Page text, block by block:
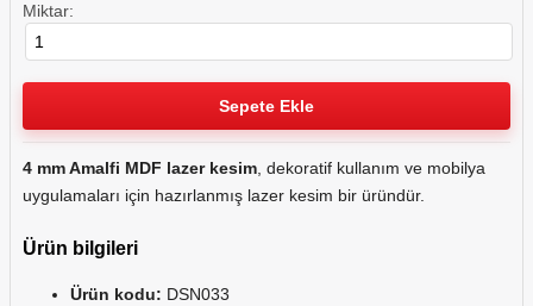
Miktar:
4 mm Amalfi MDF lazer kesim , dekoratif kullanım ve mobilya
uygulamaları için hazırlanmış lazer kesim bir üründür.
Ürün bilgileri
Ürün kodu: DSN033